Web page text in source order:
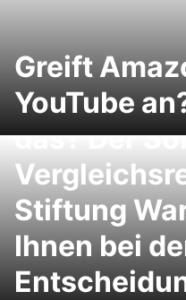
Greift
YouTube
mein Dach,
das? Der
Stiftung
Ihnen bei